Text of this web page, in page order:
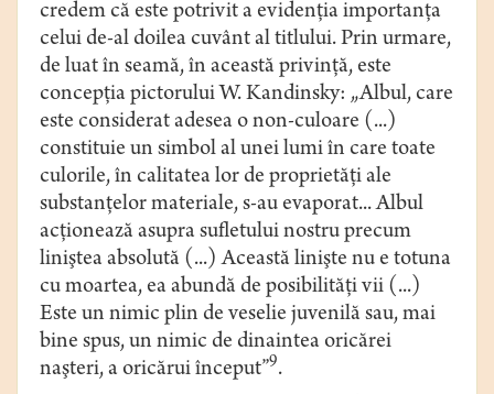
credem că este potrivit a evidenţia importanţa
celui de-al doilea cuvânt al titlului. Prin urmare,
de luat în seamă, în această privinţă, este
concepţia pictorului W. Kandinsky: „Albul, care
este considerat adesea o non-culoare (...)
constituie un simbol al unei lumi în care toate
culorile, în calitatea lor de proprietăţi ale
substanţelor materiale, s-au evaporat... Albul
acţionează asupra sufletului nostru precum
liniştea absolută (...) Această linişte nu e totuna
cu moartea, ea abundă de posibilităţi vii (...)
Este un nimic plin de veselie juvenilă sau, mai
bine spus, un nimic de dinaintea oricărei
naşteri, a oricărui început”9.